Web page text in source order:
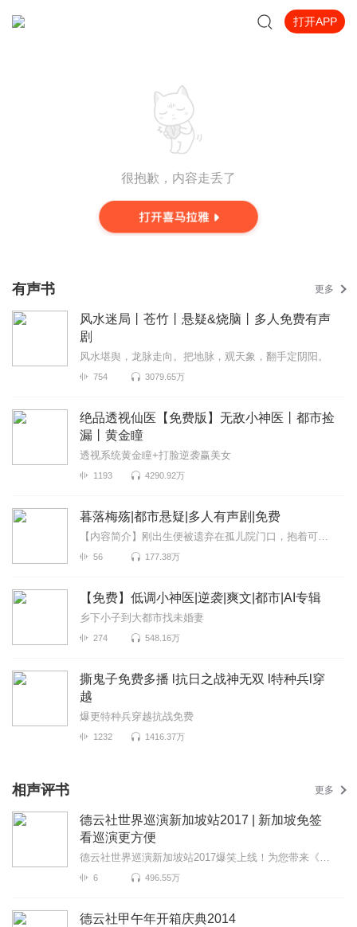
打开APP
很抱歉，内容走丢了
有声书 更多
风水迷局丨苍竹丨悬疑&烧脑丨多人免费有声
剧
风水堪舆，龙脉走向。把地脉，观天象，翻手定阴阳。
754 3079.65万
绝品透视仙医【免费版】无敌小神医丨都市捡
漏丨黄金瞳
透视系统黄金瞳+打脸逆袭赢美女
1193 4290.92万
暮落梅殇|都市悬疑|多人有声剧|免费
【内容简介】刚出生便被遗弃在孤儿院门口，抱着可以吃饱穿暖想法的她，却在14岁生...
56 177.38万
【免费】低调小神医|逆袭|爽文|都市|AI专辑
乡下小子到大都市找未婚妻
274 548.16万
撕鬼子免费多播 l抗日之战神无双 l特种兵l穿
越
爆更特种兵穿越抗战免费
1232 1416.37万
相声评书 更多
德云社世界巡演新加坡站2017 | 新加坡免签
看巡演更方便
德云社世界巡演新加坡站2017爆笑上线！为您带来《百兽图》《富贵有余》《学哑语》等高能相声！各种爆笑...
6 496.55万
德云社甲午年开箱庆典2014